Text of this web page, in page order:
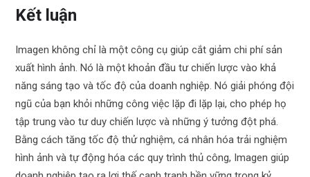
Kết luận
Imagen không chỉ là một công cụ giúp cắt giảm chi phí sản
xuất hình ảnh. Nó là một khoản đầu tư chiến lược vào khả
năng sáng tạo và tốc độ của doanh nghiệp. Nó giải phóng đội
ngũ của bạn khỏi những công việc lặp đi lặp lại, cho phép họ
tập trung vào tư duy chiến lược và những ý tưởng đột phá.
Bằng cách tăng tốc độ thử nghiệm, cá nhân hóa trải nghiệm
hình ảnh và tự động hóa các quy trình thủ công, Imagen giúp